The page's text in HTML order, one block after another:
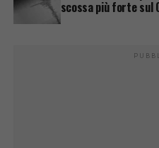
scossa più forte sul